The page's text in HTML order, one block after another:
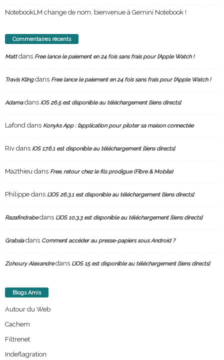
NotebookLM change de nom, bienvenue à Gemini Notebook !
Commentaires récents
Mattdans Free lance le paiement en 24 fois sans frais pour l’Apple Watch !
Travis Klingdans Free lance le paiement en 24 fois sans frais pour l’Apple Watch !
Adamadans iOS 26.5 est disponible au téléchargement [liens directs]
Lafond dans Konyks App : l’application pour piloter sa maison connectée
Riv dans iOS 17.6.1 est disponible au téléchargement [liens directs]
Ma2thieu dans Free, retour chez le fils prodigue (Fibre & Mobile)
Philippe dans L’iOS 26.3.1 est disponible au téléchargement [liens directs]
Razafindrabedans L’iOS 10.3.3 est disponible au téléchargement [liens directs]
Grabsiadans Comment accéder au presse-papiers sous Android ?
Zohoury Alexandredans L’iOS 15 est disponible au téléchargement [liens directs]
Blogs Amis
Autour du Web
Cachem
Filtrenet
Indeflagration